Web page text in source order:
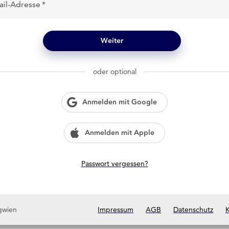
Adresse
Weiter
oder optional
Anmelden mit Google
Anmelden mit Apple
Passwort vergessen?
Impressum AGB Datenschutz